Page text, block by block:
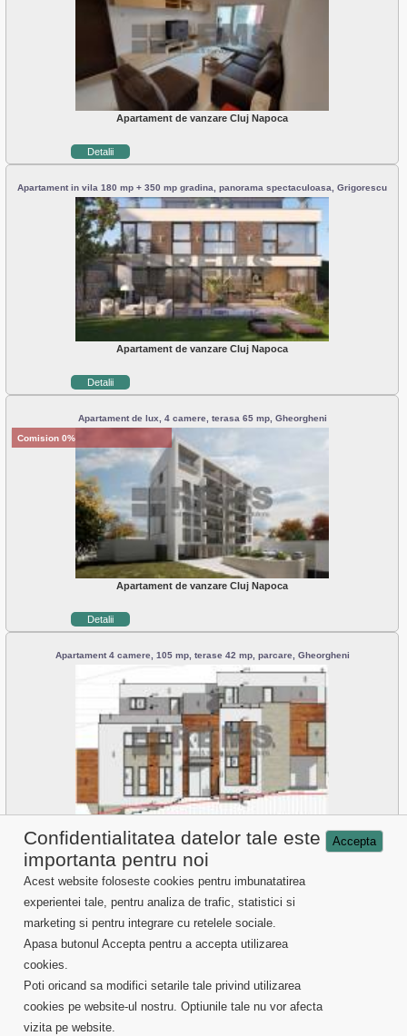
Apartament de vanzare Cluj Napoca
Detalii
Apartament in vila 180 mp + 350 mp gradina, panorama spectaculoasa, Grigorescu
Apartament de vanzare Cluj Napoca
Detalii
Apartament de lux, 4 camere, terasa 65 mp, Gheorgheni
Comision 0%
Apartament de vanzare Cluj Napoca
Detalii
Apartament 4 camere, 105 mp, terase 42 mp, parcare, Gheorgheni
Detalii
Vanzari proprietati Cluj
Inchirieri proprietati Cluj
Servicii imobiliare
Despre noi
Informatii utile
Confidentialitatea datelor tale este
importanta pentru noi
Acest website foloseste cookies pentru imbunatatirea
experientei tale, pentru analiza de trafic, statistici si
marketing si pentru integrare cu retelele sociale.
Apasa butonul Accepta pentru a accepta utilizarea
cookies.
Poti oricand sa modifici setarile tale privind utilizarea
cookies pe website-ul nostru. Optiunile tale nu vor afecta
vizita pe website.
Accepta